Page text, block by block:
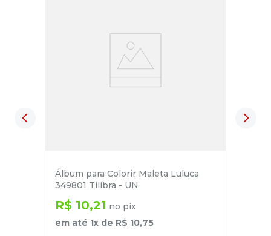
Álbum para Colorir Maleta Luluca
349801 Tilibra - UN
R$ 10,21 no pix
em até 1x de R$ 10,75